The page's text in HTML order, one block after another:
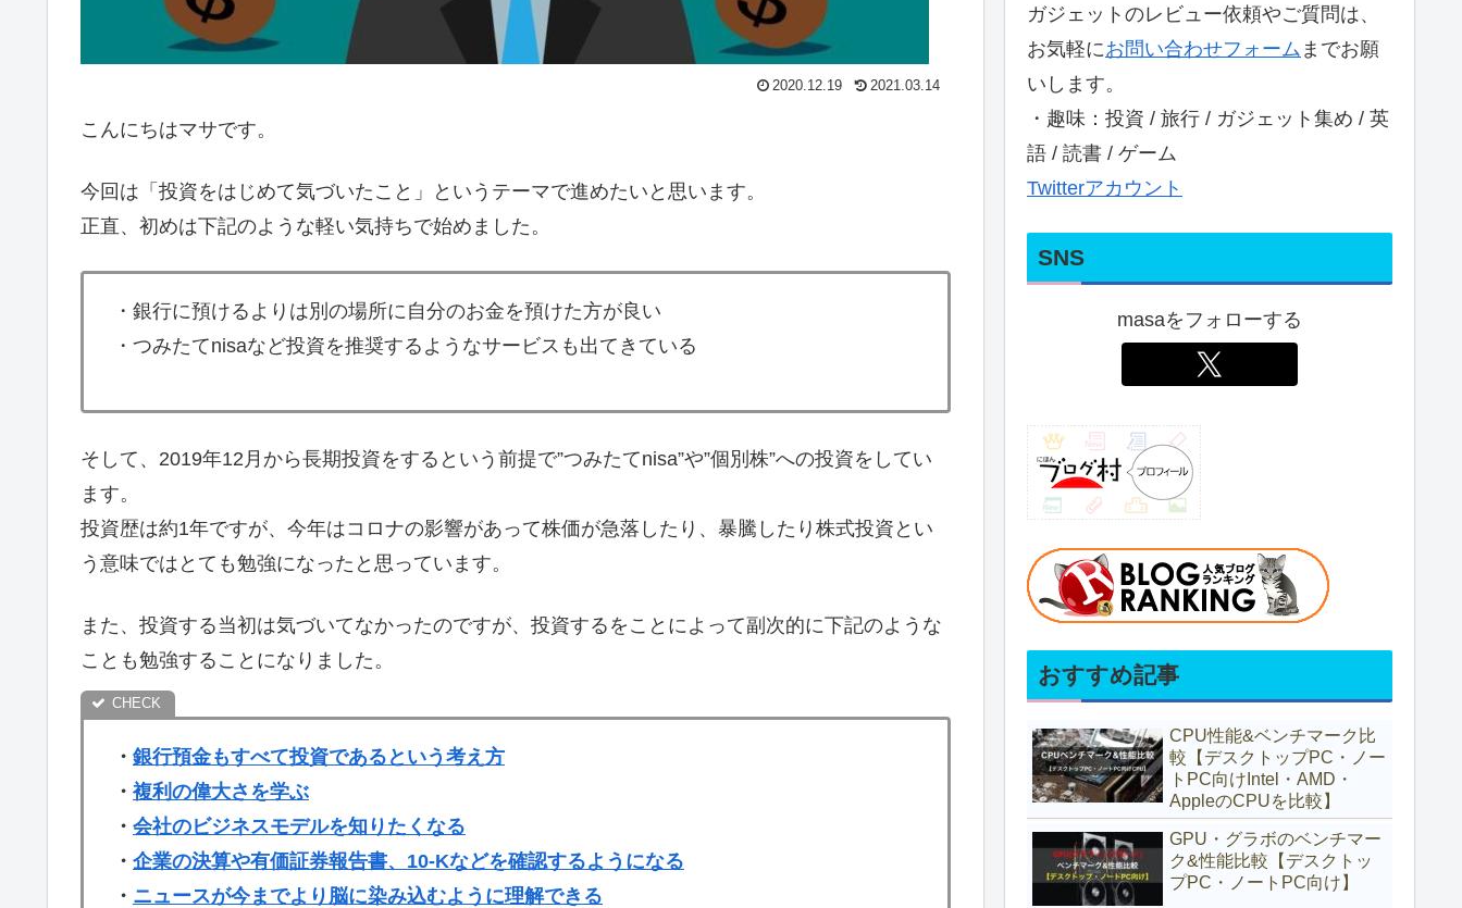
2020.12.19 2021.03.14
こんにちはマサです。
今回は「投資をはじめて気づいたこと」というテーマで進めたいと思います。
正直、初めは下記のような軽い気持ちで始めました。
・銀行に預けるよりは別の場所に自分のお金を預けた方が良い
・つみたてnisaなど投資を推奨するようなサービスも出てきている
そして、2019年12月から長期投資をするという前提で”つみたてnisa”や”個別株”への投資をしてい
ます。
投資歴は約1年ですが、今年はコロナの影響があって株価が急落したり、暴騰したり株式投資とい
う意味ではとても勉強になったと思っています。
また、投資する当初は気づいてなかったのですが、投資するをことによって副次的に下記のような
ことも勉強することになりました。
・ 銀行預金もすべて投資であるという考え方
・ 複利の偉大さを学ぶ
・ 会社のビジネスモデルを知りたくなる
・ 企業の決算や有価証券報告書、10-Kなどを確認するようになる
・ ニュースが今までより脳に染み込むように理解できる
ガジェットのレビュー依頼やご質問は、
お気軽にお問い合わせフォーム までお願
いします。
・趣味：投資 / 旅行 / ガジェット集め / 英
語 / 読書 / ゲーム
Twitterアカウント
SNS
masaをフォローする
おすすめ記事
CPU性能&ベンチマーク比
較【デスクトップPC・ノー
トPC向けIntel・AMD・
AppleのCPUを比較】
GPU・グラボのベンチマー
ク&性能比較【デスクトッ
プPC・ノートPC向け】